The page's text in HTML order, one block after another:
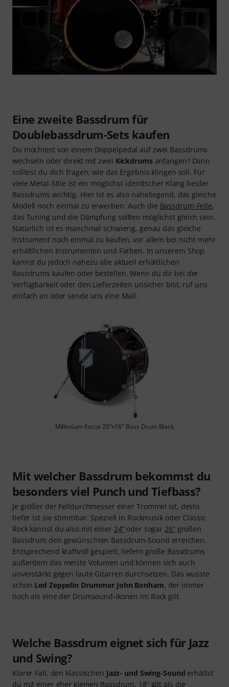
Eine zweite Bassdrum für
Doublebassdrum-Sets kaufen
Du möchtest von einem Doppelpedal auf zwei Bassdrums
wechseln oder direkt mit zwei Kickdrumsanfangen? Dann
solltest du dich fragen, wie das Ergebnis klingen soll. Für
viele Metal-Stile ist ein möglichst identischer Klang beider
Bassdrums wichtig. Hier ist es also naheliegend, das gleiche
Modell noch einmal zu erwerben. Auch die Bassdrum-Felle,
das Tuning und die Dämpfung sollten möglichst gleich sein.
Natürlich ist es manchmal schwierig, genau das gleiche
Instrument noch einmal zu kaufen, vor allem bei nicht mehr
erhältlichen Instrumenten und Farben. In unserem Shop
kannst du jedoch nahezu alle aktuell erhältlichen
Bassdrums kaufen oder bestellen. Wenn du dir bei der
Verfügbarkeit oder den Lieferzeiten unsicher bist, ruf uns
einfach an oder sende uns eine Mail.
Millenium Focus 20"x16" Bass Drum Black
Mit welcher Bassdrum bekommst du
besonders viel Punch und Tiefbass?
Je größer der Felldurchmesser einer Trommel ist, desto
tiefer ist sie stimmbar. Speziell in Rockmusik oder Classic
Rock kannst du also mit einer 24“ oder sogar 26“großen
Bassdrum den gewünschten Bassdrum-Sound erreichen.
Entsprechend kraftvoll gespielt, liefern große Bassdrums
außerdem das meiste Volumen und können sich auch
unverstärkt gegen laute Gitarren durchsetzen. Das wusste
schon Led Zeppelin Drummer John Bonham, der immer
noch als eine der Drumsound-Ikonen im Rock gilt.
Welche Bassdrum eignet sich für Jazz
und Swing?
Klarer Fall, den klassischen Jazz- und Swing-Sound erhältst
du mit einer eher kleinen Bassdrum. 18“ gilt als die